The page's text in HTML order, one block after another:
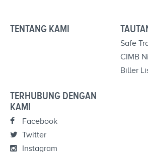
TENTANG KAMI
Safe
CIMB
Biller
TERHUBUNG DENGAN
KAMI
Facebook
Twitter
Instagram